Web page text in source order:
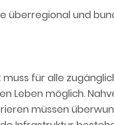
überregional und
für alle
Leben möglich.
müssen